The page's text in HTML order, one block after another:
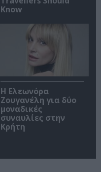
Know
Η Ελεωνόρα
Ζουγανέλη για δύο
μοναδικές
συναυλίες στην
Κρήτη